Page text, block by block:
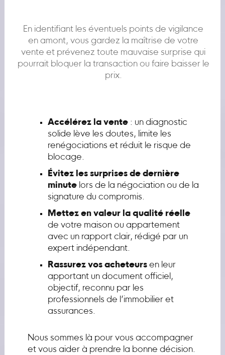
En identifiant les éventuels points de vigilance
en amont, vous gardez la maîtrise de votre
vente et prévenez toute mauvaise surprise qui
pourrait bloquer la transaction ou faire baisser le
prix.
Accélérez la vente: un diagnostic
solide lève les doutes, limite les
renégociations et réduit le risque de
blocage.
Évitez les surprises de dernière
minutelors de la négociation ou de la
signature du compromis.
Mettez en valeur la qualité réelle
de votre maison ou appartement
avec un rapport clair, rédigé par un
expert indépendant.
Rassurez vos acheteursen leur
apportant un document officiel,
objectif, reconnu par les
professionnels de l’immobilier et
assurances.
Nous sommes là pour vous accompagner
et vous aider à prendre la bonne décision.